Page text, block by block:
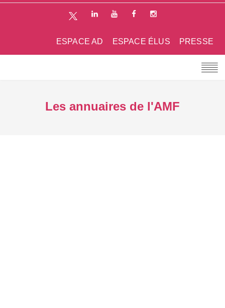
PRESSE
ESPACE ÉLUS
ESPACE AD
Les annuaires de l'AMF